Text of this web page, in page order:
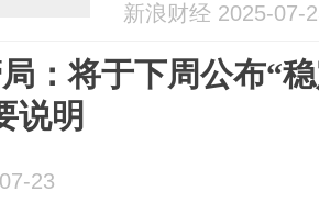
新浪财经 2025-07-
：将于下周公布“
说明
23